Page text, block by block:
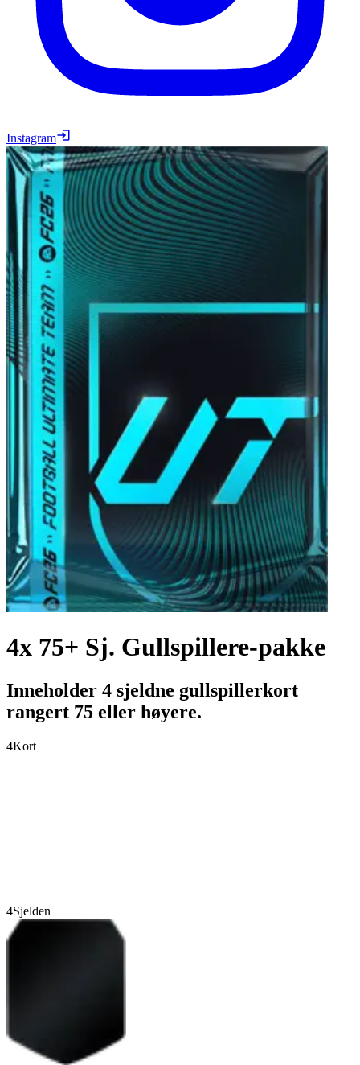
Instagram
4x 75+ Sj. Gullspillere-pakke
Inneholder 4 sjeldne gullspillerkort
rangert 75 eller høyere.
4Kort
4Sjelden